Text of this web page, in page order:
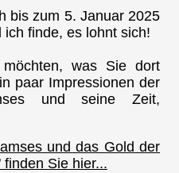
bis zum 5. Januar 2025
finde, es lohnt sich!
was Sie dort
paar Impressionen der
und seine Zeit,
und das Gold der
Sie hier...